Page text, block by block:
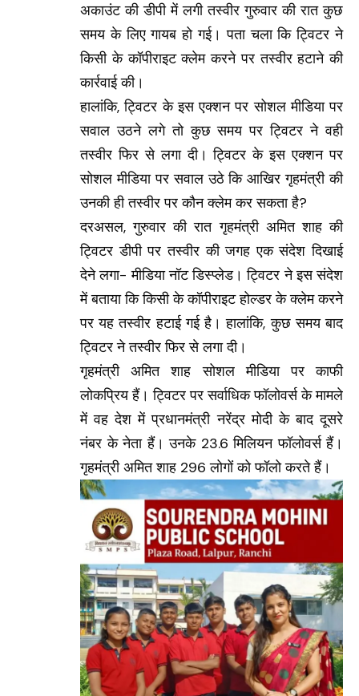
अकाउंट की डीपी में लगी तस्वीर गुरुवार की रात कुछ
समय के लिए गायब हो गई। पता चला कि ट्विटर ने
किसी के कॉपीराइट क्लेम करने पर तस्वीर हटाने की
कार्रवाई की।
हालांकि, ट्विटर के इस एक्शन पर सोशल मीडिया पर
सवाल उठने लगे तो कुछ समय पर ट्विटर ने वही
तस्वीर फिर से लगा दी। ट्विटर के इस एक्शन पर
सोशल मीडिया पर सवाल उठे कि आखिर गृहमंत्री की
उनकी ही तस्वीर पर कौन क्लेम कर सकता है?
दरअसल, गुरुवार की रात गृहमंत्री अमित शाह की
ट्विटर डीपी पर तस्वीर की जगह एक संदेश दिखाई
देने लगा- मीडिया नॉट डिस्प्लेड। ट्विटर ने इस संदेश
में बताया कि किसी के कॉपीराइट होल्डर के क्लेम करने
पर यह तस्वीर हटाई गई है। हालांकि, कुछ समय बाद
ट्विटर ने तस्वीर फिर से लगा दी।
गृहमंत्री अमित शाह सोशल मीडिया पर काफी
लोकप्रिय हैं। ट्विटर पर सर्वाधिक फॉलोवर्स के मामले
में वह देश में प्रधानमंत्री नरेंद्र मोदी के बाद दूसरे
नंबर के नेता हैं। उनके 23.6 मिलियन फॉलोवर्स हैं।
गृहमंत्री अमित शाह 296 लोगों को फॉलो करते हैं।